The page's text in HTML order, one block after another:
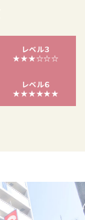
レベル３
★★★☆☆☆
レベル６
★★★★★★